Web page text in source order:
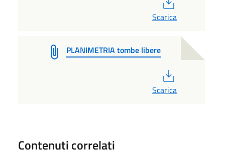
Scarica
PLANIMETRIA tombe libere
Scarica
Contenuti correlati